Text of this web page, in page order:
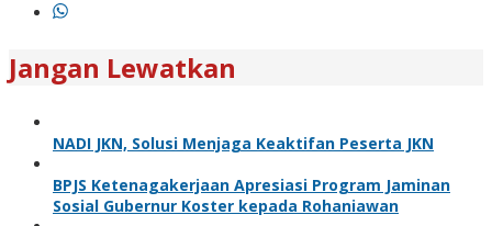
Jangan Lewatkan
NADI JKN, Solusi Menjaga Keaktifan Peserta JKN
BPJS Ketenagakerjaan Apresiasi Program Jaminan
Sosial Gubernur Koster kepada Rohaniawan